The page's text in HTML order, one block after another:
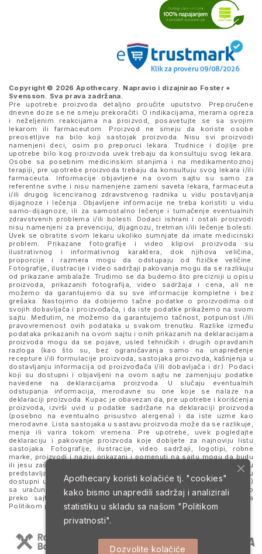
Copyright © 2026 Apothecary. Napravio i dizajnirao Foster +
Svensson. Sva prava zadržana.
Pre upotrebe proizvoda detaljno proučite uputstvo. Preporučene
dnevne doze se ne smeju prekoračiti. O indikacijama, merama opreza
i neželjenim reakcijama na proizvod, posavetujte se sa svojim
lekarom ili farmaceutom. Proizvod ne smeju da koriste osobe
preosetljive na bilo koji sastojak proizvoda. Nisu svi proizvodi
namenjeni deci, osim po preporuci lekara. Trudnice i dojilje pre
upotrebe bilo kog proizvoda uvek trebaju da konsultuju svog lekara.
Osobe sa posebnim medicinskim stanjima i na medikamentoznoj
terapiji, pre upotrebe proizvoda trebaju da konsultuju svog lekara i/ili
farmaceuta. Informacije objavljene na ovom sajtu su samo za
referentne svrhe i nisu namenjene zameni saveta lekara, farmaceuta
i/ili drugog licenciranog zdravstvenog radnika u vidu postavljanja
dijagnoze i lečenja. Objavljene informacije ne treba koristiti u vidu
samo-dijagnoze, ili za samostalno lečenje i tumačenje eventualnih
zdravstvenih problema i/ili bolesti. Dodaci ishrani i ostali proizvodi
nisu namenjeni za prevenciju, dijagnozu, tretman i/ili lečenje bolesti.
Uvek se obratite svom lekaru ukoliko sumnjate da imate medicinski
problem. Prikazane fotografije i video klipovi proizvoda su
ilustrativnog i informativnog karaktera, dok njihova veličina,
proporcije i razmera mogu da odstupaju od fizičke veličine.
Fotografije, ilustracije i video sadržaji pakovanja mogu da se razlikuju
od prikazane ambalaže. Trudimo se da budemo što precizniji u opisu
proizvoda, prikazanih fotografija, video sadržaja i cena, ali ne
možemo da garantujemo da su sve informacije kompletne i bez
grešaka. Nastojimo da dobijemo tačne podatke o proizvodima od
svojih dobavljača i proizvođača, i da iste podatke prikažemo na svom
sajtu. Međutim, ne možemo da garantujemo tačnost, potpunost i/ili
pravovremenost ovih podataka u svakom trenutku. Razlike između
podataka prikazanih na ovom sajtu i onih prikazanih na deklaracijama
proizvoda mogu da se pojave, usled tehničkih i drugih opravdanih
razloga (kao što su, bez ograničavanja samo na unapređenje
recepture i/ili formulacije proizvoda, sastojaka proizvoda, kašnjenja u
dostavljanju informacija od proizvođača i/ili dobavljača i dr.). Podaci
koji su dostupni i objavljeni na ovom sajtu ne zamenjuju podatke
navedene na deklaracijama proizvoda. U slučaju eventualnih
odstupanja informacija, merodavne su one koje se nalaze na
deklaraciji proizvoda. Kupac je obavezan da, pre upotrebe i korišćenja
proizvoda, izvrši uvid u podatke sadržane na deklaraciji proizvoda
(posebno na eventualno prisustvo alergena) i da iste uzme kao
merodavne. Lista sastojaka u sastavu proizvoda može da se razlikuje,
menja ili varira tokom vremena. Pre upotrebe, uvek pogledajte
deklaraciju i pakovanje proizvoda koje dobijete za najnoviju listu
sastojaka. Fotografije, ilustracije, video sadržaji, logotipi, robne
marke, proizvodi i nazivi prikazani i pomenuti na sajtu mogu da budu
ili jesu zaštitni znaci njihovih kompanija. Proizvodi prikazani na sajtu
predstavljaju deo ponude za poručivanje i ne podrazumeva se da su
dostupni u svakom trenutku. Sve cene su izražene u dinarima (RSD)
sa uračunatim PDV-om, dok je poručivanje omogućeno isključivo
preko sajta. Nastavkom i upotrebom ovog sajta slažete se sa
Politikom privatnostiiUslovima korišćenja i prodaje.
Apothecary koristi kolačiće tj. "cookies"
kako bismo unapredili sadržaj i analizirali
statistiku u skladu sa našom "Politikom
privatnosti".
Dozvolite kolačiće